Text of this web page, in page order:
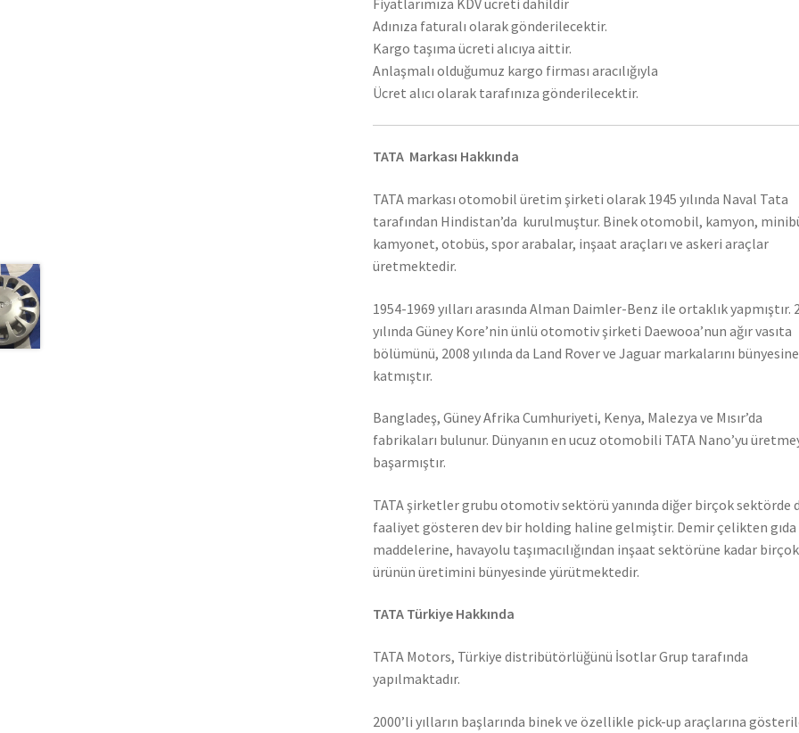
Adınıza faturalı olarak gönderilecektir.
Kargo taşıma ücreti alıcıya aittir.
Anlaşmalı olduğumuz kargo firması aracılığıyla
Ücret alıcı olarak tarafınıza gönderilecektir.
TATA Markası Hakkında
TATA markası otomobil üretim şirketi olarak 1945 yılında Naval Tata
tarafından Hindistan’da kurulmuştur. Binek otomobil, kamyon,
kamyonet, otobüs, spor arabalar, inşaat araçları ve askeri araçlar
üretmektedir.
1954-1969 yılları arasında Alman Daimler-Benz ile ortaklık yapmıştır.
yılında Güney Kore’nin ünlü otomotiv şirketi Daewooa’nun ağır vasıta
bölümünü, 2008 yılında da Land Rover ve Jaguar markalarını bünyesine
katmıştır.
Bangladeş, Güney Afrika Cumhuriyeti, Kenya, Malezya ve Mısır’da
fabrikaları bulunur. Dünyanın en ucuz otomobili TATA Nano’yu
başarmıştır.
TATA şirketler grubu otomotiv sektörü yanında diğer birçok sektörde
faaliyet gösteren dev bir holding haline gelmiştir. Demir çelikten gıda
maddelerine, havayolu taşımacılığından inşaat sektörüne kadar birçok
ürünün üretimini bünyesinde yürütmektedir.
TATA Türkiye Hakkında
TATA Motors, Türkiye distribütörlüğünü İsotlar Grup tarafında
yapılmaktadır.
2000’li yılların başlarında binek ve özellikle pick-up araçlarına